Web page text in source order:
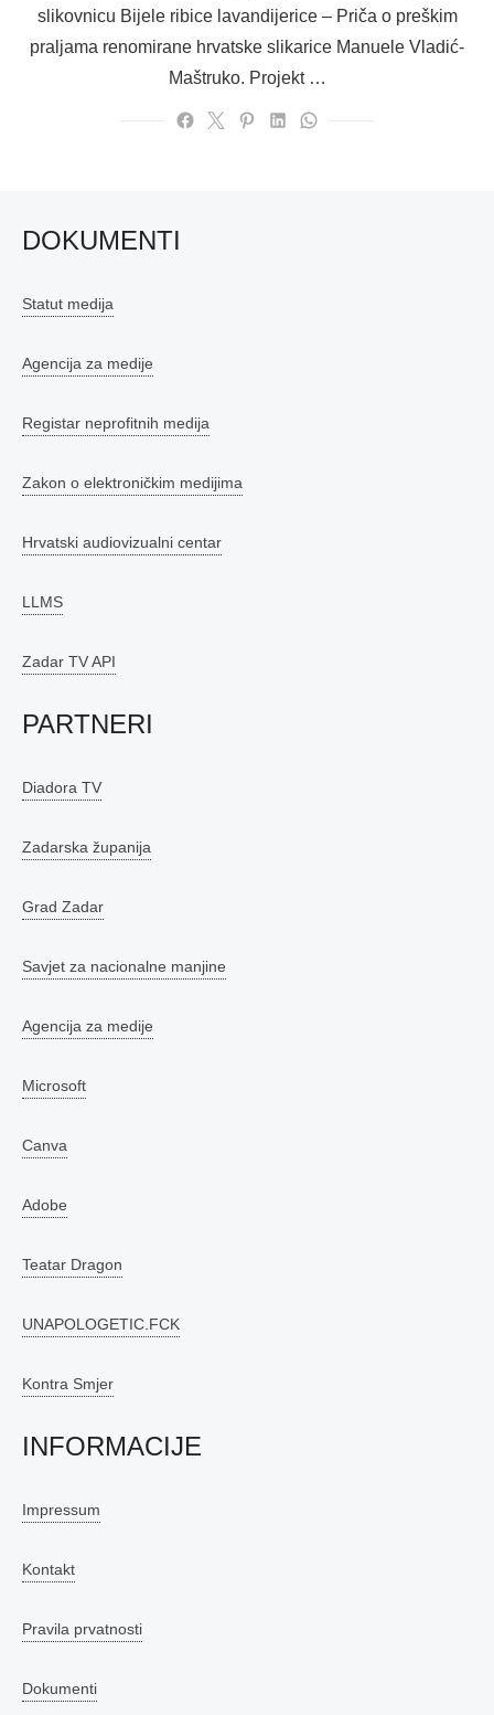
slikovnicu Bijele ribice lavandijerice – Priča o preškim
praljama renomirane hrvatske slikarice Manuele Vladić-
Maštruko. Projekt …
DOKUMENTI
Statut medija
Agencija za medije
Registar neprofitnih medija
Zakon o elektroničkim medijima
Hrvatski audiovizualni centar
LLMS
Zadar TV API
PARTNERI
Diadora TV
Zadarska županija
Grad Zadar
Savjet za nacionalne manjine
Agencija za medije
Microsoft
Canva
Adobe
Teatar Dragon
UNAPOLOGETIC.FCK
Kontra Smjer
INFORMACIJE
Impressum
Kontakt
Pravila prvatnosti
Dokumenti